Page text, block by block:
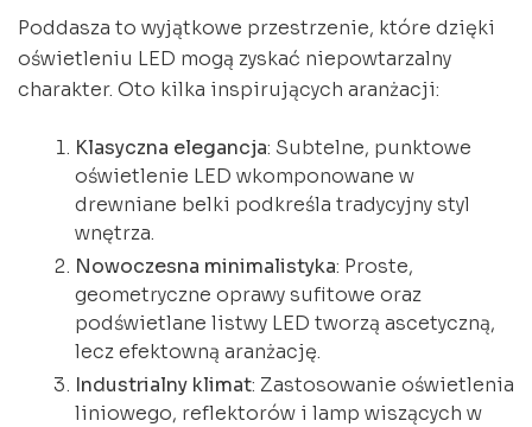
Poddasza to wyjątkowe przestrzenie, które dzięki
oświetleniu LED mogą zyskać niepowtarzalny
charakter. Oto kilka inspirujących aranżacji:
Klasyczna elegancja: Subtelne, punktowe
oświetlenie LED wkomponowane w
drewniane belki podkreśla tradycyjny styl
wnętrza.
Nowoczesna minimalistyka: Proste,
geometryczne oprawy sufitowe oraz
podświetlane listwy LED tworzą ascetyczną,
lecz efektowną aranżację.
Industrialny klimat: Zastosowanie oświetlenia
liniowego, reflektorów i lamp wiszących w